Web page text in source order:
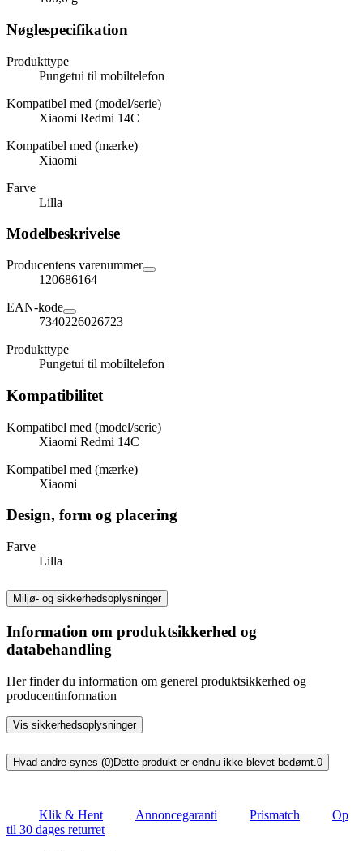
Nøglespecifikation
Produkttype
Pungetui til mobiltelefon
Kompatibel med (model/serie)
Xiaomi Redmi 14C
Kompatibel med (mærke)
Xiaomi
Farve
Lilla
Modelbeskrivelse
Producentens varenummer
120686164
EAN-kode
7340226026723
Produkttype
Pungetui til mobiltelefon
Kompatibilitet
Kompatibel med (model/serie)
Xiaomi Redmi 14C
Kompatibel med (mærke)
Xiaomi
Design, form og placering
Farve
Lilla
Miljø- og sikkerhedsoplysninger
Information om produktsikkerhed og
databehandling
Her finder du information om generel produktsikkerhed og
producentinformation
Vis sikkerhedsoplysninger
Hvad andre synes (0)Dette produkt er endnu ikke blevet bedømt.0
Klik & Hent Annoncegaranti Prismatch
Op
til 30 dages returret